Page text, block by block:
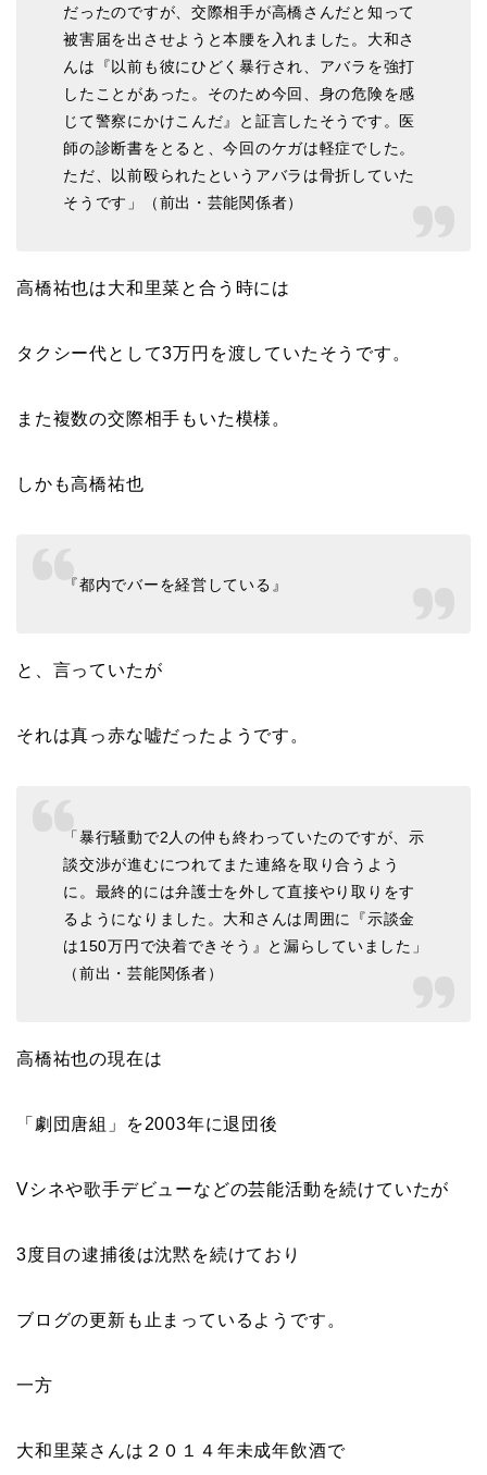
だったのですが、交際相手が高橋さんだと知って
被害届を出させようと本腰を入れました。大和さ
んは『以前も彼にひどく暴行され、アバラを強打
したことがあった。そのため今回、身の危険を感
じて警察にかけこんだ』と証言したそうです。医
師の診断書をとると、今回のケガは軽症でした。
ただ、以前殴られたというアバラは骨折していた
そうです」（前出・芸能関係者）
高橋祐也は大和里菜と合う時には
タクシー代として3万円を渡していたそうです。
また複数の交際相手もいた模様。
しかも高橋祐也
『都内でバーを経営している』
と、言っていたが
それは真っ赤な嘘だったようです。
「暴行騒動で2人の仲も終わっていたのですが、示
談交渉が進むにつれてまた連絡を取り合うよう
に。最終的には弁護士を外して直接やり取りをす
るようになりました。大和さんは周囲に『示談金
は150万円で決着できそう』と漏らしていました」
（前出・芸能関係者）
高橋祐也の現在は
「劇団唐組」を2003年に退団後
Vシネや歌手デビューなどの芸能活動を続けていたが
3度目の逮捕後は沈黙を続けており
ブログの更新も止まっているようです。
一方
大和里菜さんは２０１４年未成年飲酒で